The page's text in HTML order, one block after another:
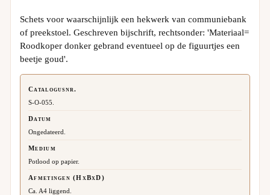
Schets voor waarschijnlijk een hekwerk van communiebank
of preekstoel. Geschreven bijschrift, rechtsonder: 'Materiaal=
Roodkoper donker gebrand eventueel op de figuurtjes een
beetje goud'.
Catalogusnr.
S-O-055.
Datum
Ongedateerd.
Medium
Potlood op papier.
Afmetingen (HxBxD)
Ca. A4 liggend.